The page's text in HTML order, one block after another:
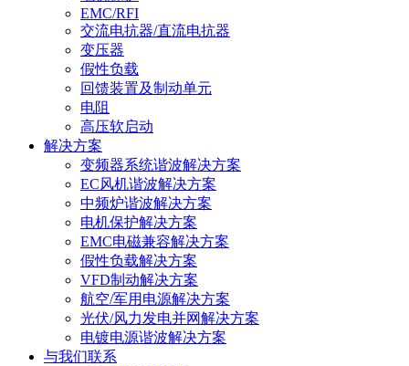
EMC/RFI
交流电抗器/直流电抗器
变压器
假性负载
回馈装置及制动单元
电阻
高压软启动
解决方案
变频器系统谐波解决方案
EC风机谐波解决方案
中频炉谐波解决方案
电机保护解决方案
EMC电磁兼容解决方案
假性负载解决方案
VFD制动解决方案
航空/军用电源解决方案
光伏/风力发电并网解决方案
电镀电源谐波解决方案
与我们联系